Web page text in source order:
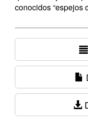
conocidos “espejos